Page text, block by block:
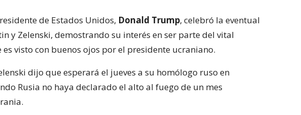
de Estados Unidos, Donald Trump, celebró la eventual
y Zelenski, demostrando su interés en ser parte del vital
visto con buenos ojos por el presidente ucraniano.
dijo que esperará el jueves a su homólogo ruso en
Rusia no haya declarado el alto al fuego de un mes